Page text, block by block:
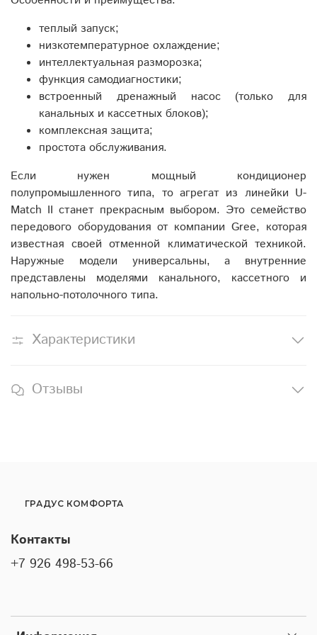
теплый запуск;
низкотемпературное охлаждение;
интеллектуальная разморозка;
функция самодиагностики;
встроенный дренажный насос (только для
канальных и кассетных блоков);
комплексная защита;
простота обслуживания.
Если нужен мощный кондиционер
полупромышленного типа, то агрегат из линейки U-
Match II станет прекрасным выбором. Это семейство
передового оборудования от компании Gree, которая
известная своей отменной климатической техникой.
Наружные модели универсальны, а внутренние
представлены моделями канального, кассетного и
напольно-потолочного типа.
Характеристики
Отзывы
ГРАДУС КОМФОРТА
Контакты
+7 926 498-53-66